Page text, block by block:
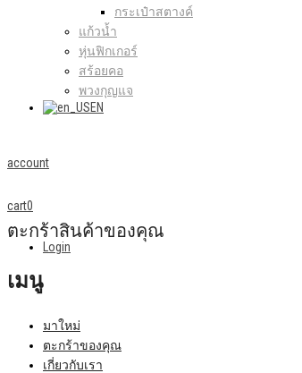
กระเป๋าสตางค์
แก้วน้ำ
หุ่นฟิกเกอร์
สร้อยคอ
พวงกุญแจ
EN
account
Login
cart0
ตะกร้าสินค้าของคุณ
เมนู
มาใหม่
ตะกร้าของคุณ
เกี่ยวกับเรา